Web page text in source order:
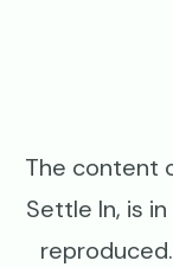
The content
Settle In, is